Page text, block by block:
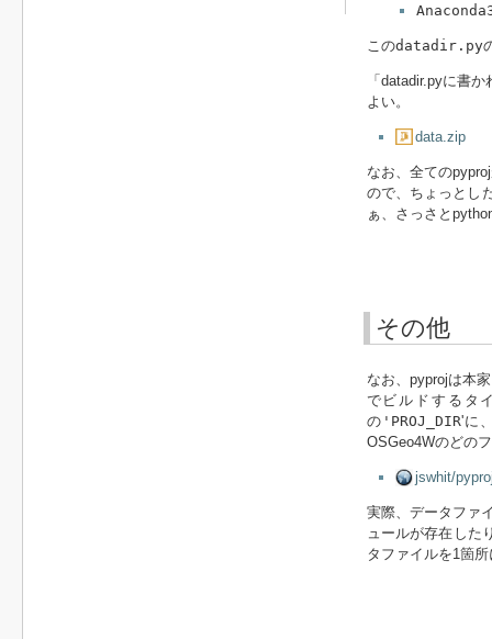
このdatadir.py
「datadir.pyに書
よい。
data.zip
なお、全ての
ので、ちょっとし
ぁ、さっさと
その他
なお、pyprojは本
でビルドするタ
の 'PROJ_DIR'に
OSGeo4Wのどの
jswhit/
実際、データファ
ュールが存在した
タファイルを1箇